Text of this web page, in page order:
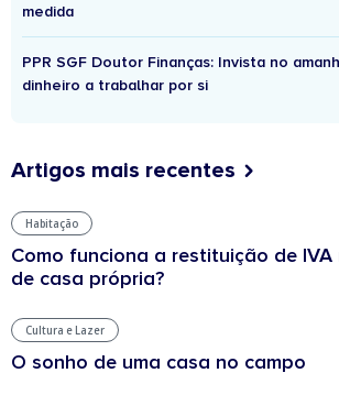
medida
PPR SGF Doutor Finanças: Invista no
dinheiro a trabalhar por si
Artigos mais recentes
Habitação
Como funciona a restituição de
de casa própria?
Cultura e Lazer
O sonho de uma casa no campo